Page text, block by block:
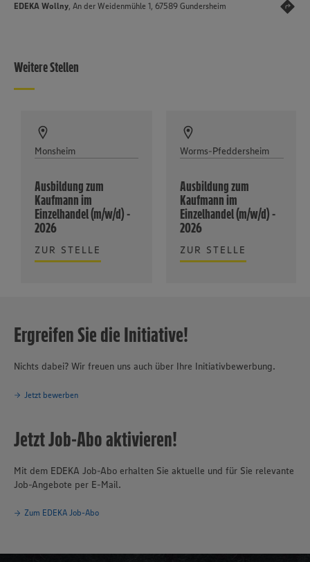
EDEKA Wollny, An der Weidenmühle 1, 67589 Gundersheim
Weitere Stellen
Monsheim
Ausbildung zum
Kaufmann im
Einzelhandel (m/w/d) -
2026
ZUR STELLE
Worms-Pfeddersheim
Ausbildung zum
Kaufmann im
Einzelhandel (m/w/d) -
2026
ZUR STELLE
Ergreifen Sie die Initiative!
Nichts dabei? Wir freuen uns auch über Ihre Initiativbewerbung.
Jetzt bewerben
Jetzt Job-Abo aktivieren!
Mit dem EDEKA Job-Abo erhalten Sie aktuelle und für Sie relevante
Job-Angebote per E-Mail.
Zum EDEKA Job-Abo